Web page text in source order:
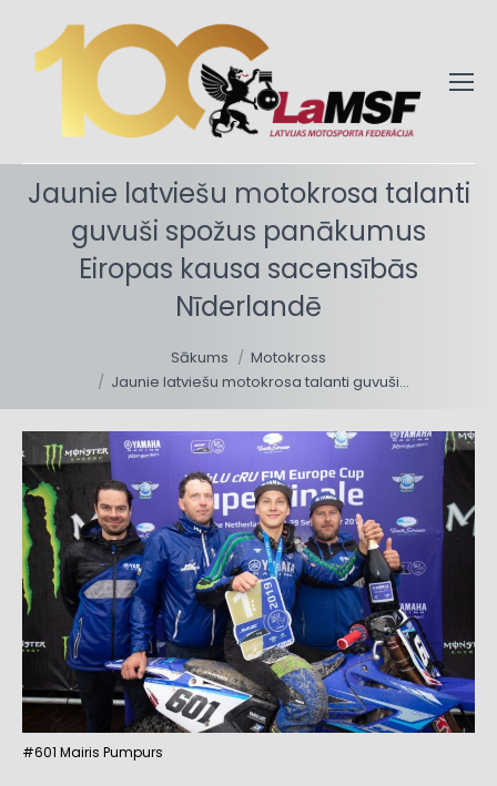
Jaunie latviešu motokrosa talanti
guvuši spožus panākumus
Eiropas kausa sacensībās
Nīderlandē
Sākums
Motokross
Jaunie latviešu motokrosa talanti guvuši…
#601 Mairis Pumpurs